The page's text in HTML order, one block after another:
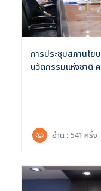
การประชุมสภานโย
นวัตกรรมแห่งชาติ
อ่าน : 541 ครั้ง